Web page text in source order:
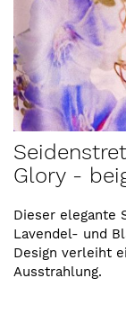
Anfang
der
springen
Glory -
Dieser elegante
Lavendel- und
Design verleiht
Ausstrahlung.